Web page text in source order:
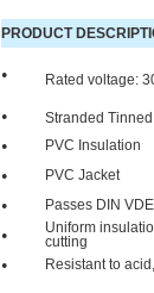
PRODUCT
● Rated voltage:
● Stranded
● PVC Insulation
● PVC Jacket
● Passes DIN
●
Uniform
cutting
● Resistant to